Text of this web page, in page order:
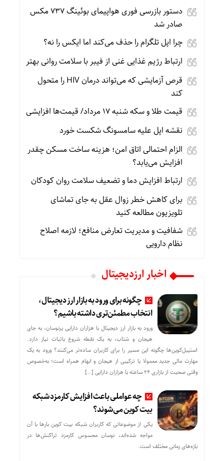
دستور بازرسی فوری هواپیمای بوئینگ ۷۳۷ مکس
صادر شد
چرا اپل تلگرام را حذف می‌کند اما ایکس را نه؟
ارتباط رژیم غذایی غنی از فیبر با سلامت روانی بهتر
قرص آزمایشی که می‌تواند درمان HIV را متحول
کند
قیمت طلا و سکه شنبه 17 مرداد/ قیمت‌ها افزایشی
نقشه اپل علیه سامسونگ شکست خورد
الزام احتمالی اتاق امن؛ هزینه ساخت مسکن چقدر
افزایش می‌یابد؟
ارتباط افزایش دما و تضعیف سلامت روان کودکان
برای کاهش خطر زوال عقل به جای تماشای
تلویزیون مطالعه کنید
شفافیت و مدیریت تعارض منافع؛ لازمه اصلاح
نظام دارویی
اخبار ارزدیجیتال
چگونه برای ورود به بازار ارز دیجیتال،
انتخاب مطمئن‌تری داشته باشیم؟
ورود به بازار ارز دیجیتال با هزاران دارایی پرنوسان، به جای
هیجان و شتاب، به یک نقطه شروع باثبات نیاز دارد.
استیبل‌کوین‌ها چگونه این مسیر را برای کاربران ساده‌تر می‌کنند؟ ورود به یک
مهارت مالی جدید معمولا با ترکیبی از هیجان و ابهام همراه است؛ به‌خصوص
وقتی صحبت از بازاری ۲۴ ساعته با هزاران دارایی […]
چه عواملی باعث افزایش کارمزد شبکه
بیت کوین می‌شوند؟
یکی از موضوعاتی که کاربران شبکه بیت کوین بارها با آن
مواجه شده‌اند، نوسان محسوس کارمزد تراکنش‌ها در
بازه‌های زمانی مختلف است.